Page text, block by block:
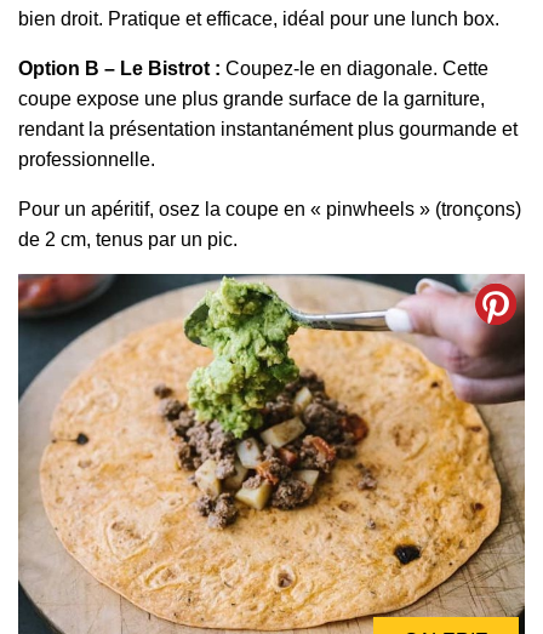
bien droit. Pratique et efficace, idéal pour une lunch box.
Option B – Le Bistrot : Coupez-le en diagonale. Cette
coupe expose une plus grande surface de la garniture,
rendant la présentation instantanément plus gourmande et
professionnelle.
Pour un apéritif, osez la coupe en « pinwheels » (tronçons)
de 2 cm, tenus par un pic.